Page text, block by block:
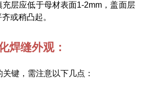
充层应低于母材表面1-2mm，盖面层
或稍凸起。
焊缝外观：
键，需注意以下几点：